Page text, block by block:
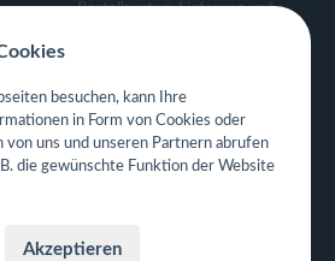
Bestellsystem Lieferung und
Eigene App für Restaurant
besuchen, kann Ihre
in Form von Cookies oder
von uns und unseren Partnern abrufen
die gewünschte Funktion der Website
Akzeptieren